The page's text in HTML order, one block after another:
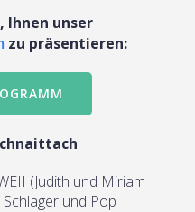
Ihnen unser
zu präsentieren:
(Judith und Miriam
und Pop